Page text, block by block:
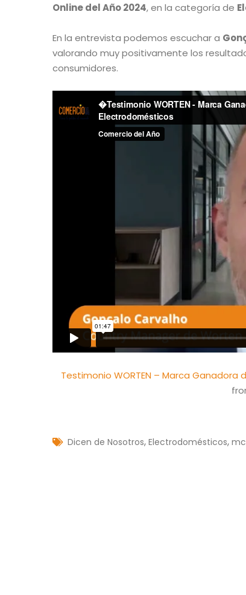
Online del Año 2024, en la categoría de
En la entrevista podemos escuchar a
valorando muy positivamente los
consumidores.
Testimonio WORTEN – Marca
Dicen de Nosotros, Electrodomésticos,